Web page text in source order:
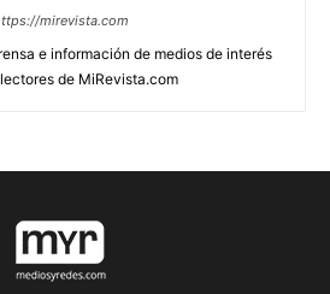
mirevista.com
e información de medios de interés
de MiRevista.com